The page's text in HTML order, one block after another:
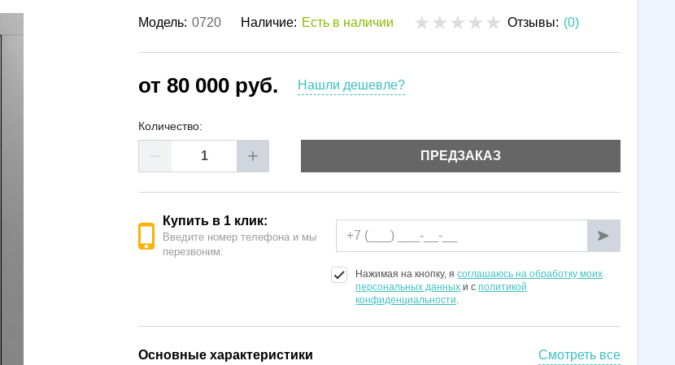
Установка
Модель: 0720 Наличие: Есть в наличии Отзывы: (0)
от 80 000 руб. Нашли дешевле?
Количество:
ПРЕДЗАКАЗ
Купить в 1 клик:
Введите номер телефона и мы
перезвоним:
Нажимая на кнопку, ясоглашаюсь на обработку моих
персональных данных и сполитикой
конфиденциальности.
Основные характеристики Смотреть все